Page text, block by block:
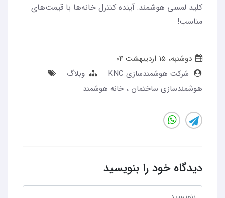
کلید لمسی هوشمند: آینده کنترل خانه‌ها با قیمت‌های
مناسب!
دوشنبه، 15 ارديبهشت 04
شرکت هوشمندسازی KNC
وبلاگ
هوشمندسازی ساختمان
خانه هوشمند
دیدگاه خود را بنویسید